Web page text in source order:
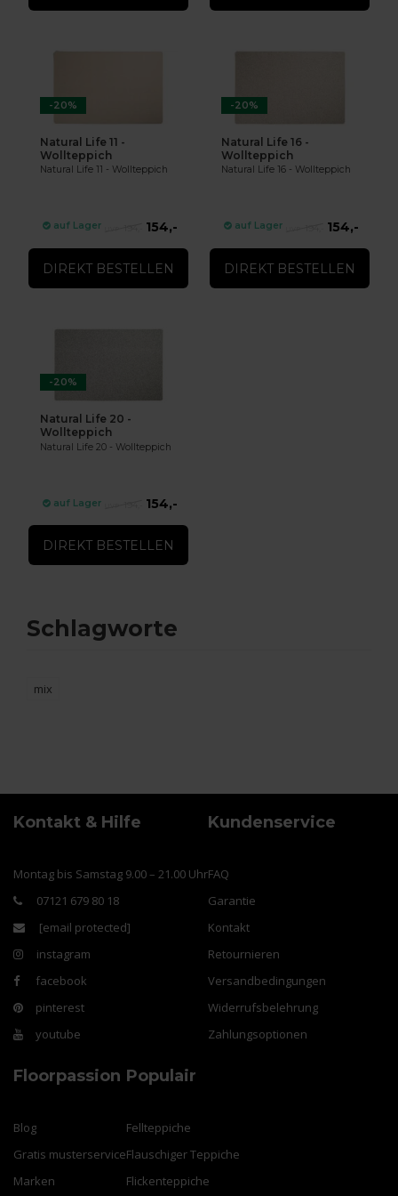
-20%
Natural Life 11 -
Wollteppich
Natural Life 11 - Wollteppich
auf Lager 154,-
DIREKT BESTELLEN
-20%
Natural Life 16 -
Wollteppich
Natural Life 16 - Wollteppich
auf Lager 154,-
DIREKT BESTELLEN
-20%
Natural Life 20 -
Wollteppich
Natural Life 20 - Wollteppich
auf Lager 154,-
DIREKT BESTELLEN
Schlagworte
mix
Kontakt & Hilfe
Montag bis Samstag 9.00 – 21.00 Uhr
07121 679 80 18
[email protected]
instagram
facebook
pinterest
youtube
Kundenservice
FAQ
Garantie
Kontakt
Retournieren
Versandbedingungen
Widerrufsbelehrung
Zahlungsoptionen
Floorpassion
Blog
Gratis musterservice
Marken
Populair
Fellteppiche
Flauschiger Teppiche
Flickenteppiche